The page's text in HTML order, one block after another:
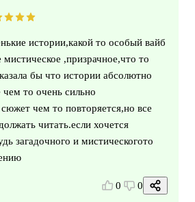
истории,какой то особый вайб
мистическое ,призрачное,что то
бы что истории абсолютно
чем то очень сильно
чем то повторяется,но все
читать.если хочется
загадочного и мистическогото
0 0